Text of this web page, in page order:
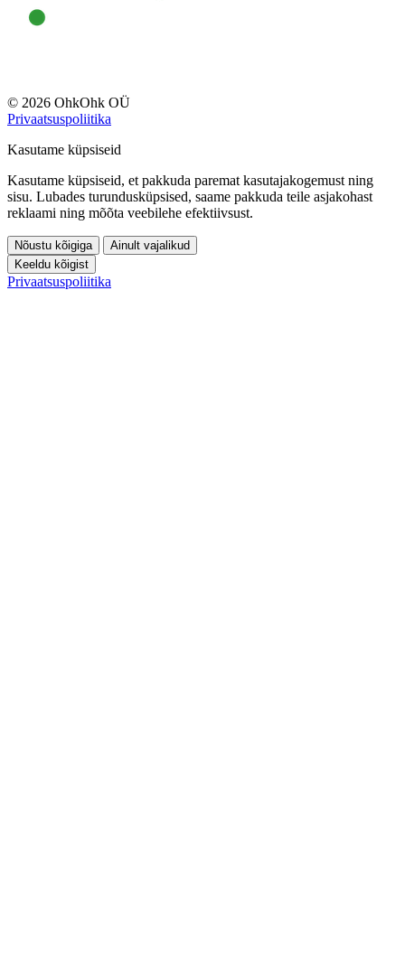
© 2026 OhkOhk OÜ
Privaatsuspoliitika
Kasutame küpsiseid
Kasutame küpsiseid, et pakkuda paremat kasutajakogemust ning
sisu. Lubades turundusküpsised, saame pakkuda teile asjakohast
reklaami ning mõõta veebilehe efektiivsust.
Nõustu kõigiga
Ainult vajalikud
Keeldu kõigist
Privaatsuspoliitika